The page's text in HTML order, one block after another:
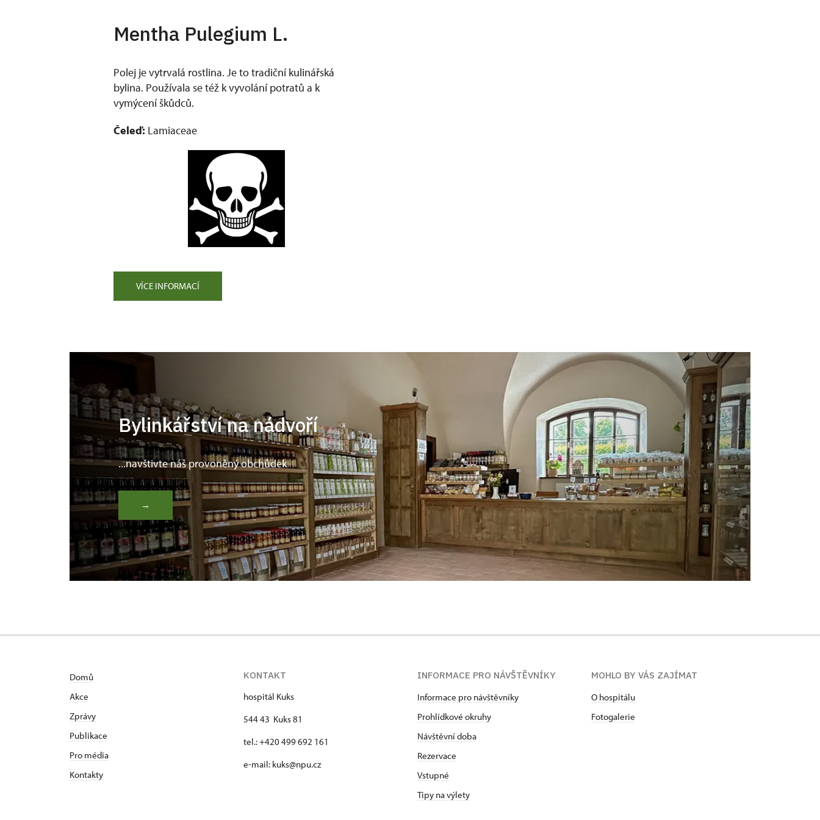
Mentha Pulegium L.
Polej je vytrvalá rostlina. Je to tradiční kulinářská
bylina. Používala se též k vyvolání potratů a k
vymýcení škůdců.
Čeleď: Lamiaceae
VÍCE INFORMACÍ
Bylinkářství na nádvoří
...navštivte náš provoněný obchůdek
→
Domů
Akce
Zprávy
Publikace
Pro média
Kontakty
KONTAKT
hospitál Kuks
544 43 Kuks 81
tel.: +420 499 692 161
e-mail: kuks@npu.cz
INFORMACE PRO NÁVŠTĚVNÍKY
Informace pro návštěvníky
Prohlídkové okruhy
Návštěvní doba
Rezervace
Vstupné
Tipy na výlety
MOHLO BY VÁS ZAJÍMAT
O hospitálu
Fotogalerie